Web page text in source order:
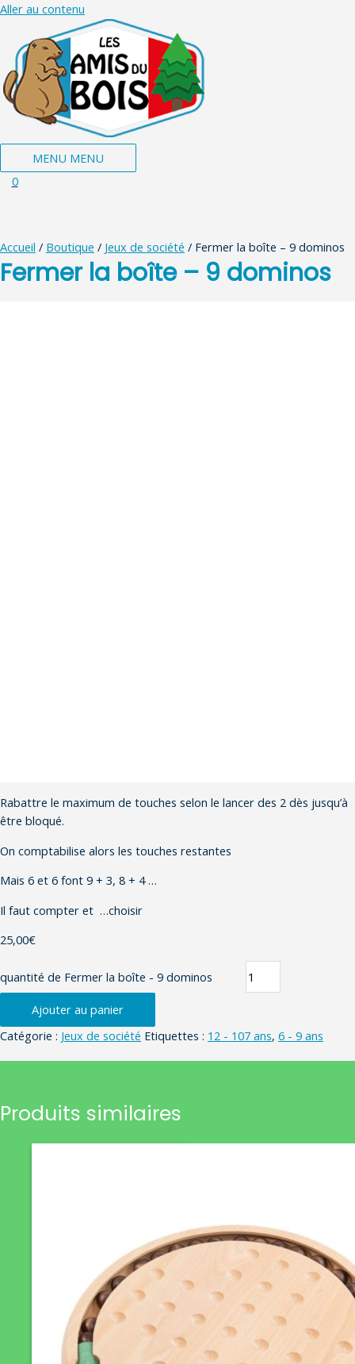
Aller au contenu
MENU MENU
0
Accueil / Boutique / Jeux de société / Fermer la boîte – 9 dominos
Fermer la boîte – 9 dominos
Rabattre le maximum de touches selon le lancer des 2 dès jusqu’à
être bloqué.
On comptabilise alors les touches restantes
Mais 6 et 6 font 9 + 3, 8 + 4 …
Il faut compter et …choisir
25,00€
quantité de Fermer la boîte - 9 dominos
Ajouter au panier
Catégorie : Jeux de société Etiquettes : 12 - 107 ans, 6 - 9 ans
Produits similaires